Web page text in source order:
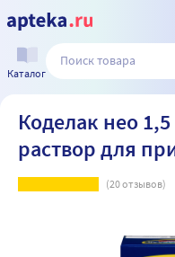
Каталог
Коделак нео
раствор для
(20отзывов)